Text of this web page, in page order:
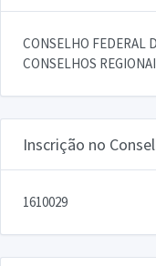
CONSELHO FEDERAL
CONSELHOS
Inscrição no
1610029